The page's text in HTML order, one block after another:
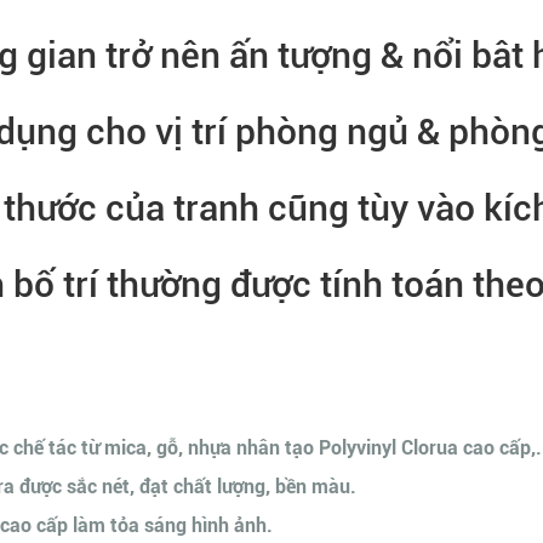
gian trở nên ấn tượng & nổi bât
cho vị trí phòng ngủ &
của tranh cũng tùy vào
bố trí thường được tính toán
chế tác từ mica, gỗ, nhựa nhân tạo Polyvinyl Clorua cao
được sắc nét, đạt chất lượng, bền màu.
cấp làm tỏa sáng hình ảnh.